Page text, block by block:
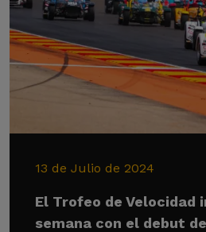
13 de Julio de 2024
El Trofeo de Velocidad
semana con el debut